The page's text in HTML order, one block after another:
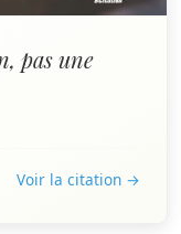
pas une
Voir la citation →